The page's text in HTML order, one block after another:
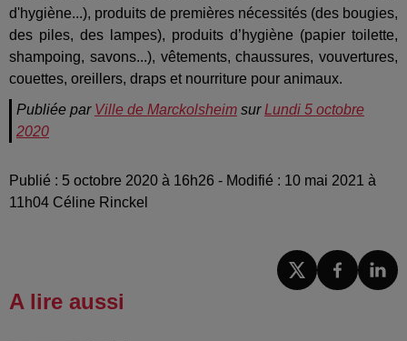
d'hygiène...), produits de premières nécessités (des bougies,
des piles, des lampes), produits d’hygiène (papier toilette,
shampoing, savons...), vêtements, chaussures, vouvertures,
couettes, oreillers, draps et nourriture pour animaux.
Publiée par Ville de Marckolsheim surLundi 5 octobre
2020
Publié : 5 octobre 2020 à 16h26 - Modifié : 10 mai 2021 à
11h04 Céline Rinckel
A lire aussi